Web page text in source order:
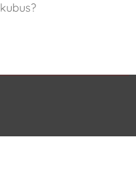
kubus?